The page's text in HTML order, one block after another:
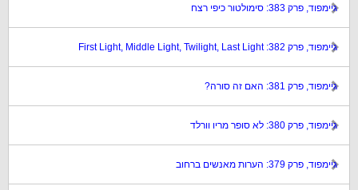
גיימפוד, פרק 383: סימולטור כיפי רצח
גיימפוד, פרק 382: First Light, Middle Light, Twilight, Last Light
גיימפוד, פרק 381: האם זה סורה?
גיימפוד, פרק 380: לא סופר מריו וורלד
גיימפוד, פרק 379: הערות מאנשים ברחוב